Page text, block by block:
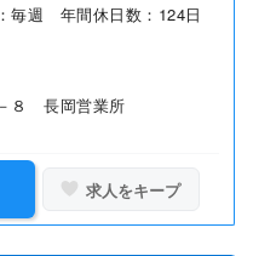
毎週 年間休日数：124日
８ 長岡営業所
求人をキープ